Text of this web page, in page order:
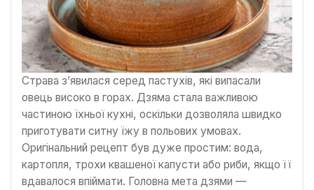
Страва з’явилася серед пастухів, які випасали
овець високо в горах. Дзяма стала важливою
частиною їхньої кухні, оскільки дозволяла швидко
приготувати ситну їжу в польових умовах.
Оригінальний рецепт був дуже простим: вода,
картопля, трохи квашеної капусти або риби, якщо її
вдавалося впіймати. Головна мета дзями —